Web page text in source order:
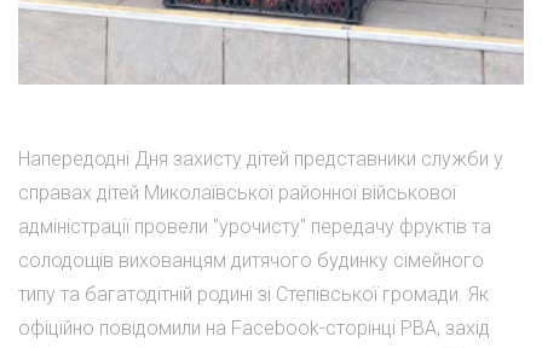
Напередодні Дня захисту дітей представники служби у
справах дітей Миколаївської районної військової
адміністрації провели "урочисту" передачу фруктів та
солодощів вихованцям дитячого будинку сімейного
типу та багатодітній родині зі Степівської громади. Як
офіційно повідомили на Facebook-сторінці РВА, захід